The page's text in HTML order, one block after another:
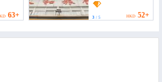
63+
Town))
3/ 5 HKD 52+